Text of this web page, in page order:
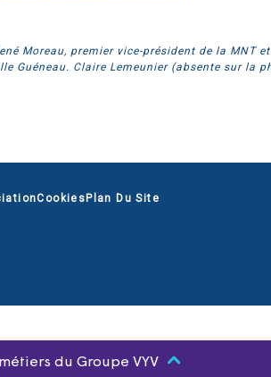
Moreau, premier vice-président de la MNT
Guéneau. Claire Lemeunier (absente sur la
Cookies Plan Du Site
du Groupe VYV